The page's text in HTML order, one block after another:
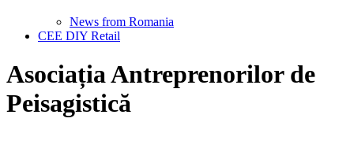
News from Romania
CEE DIY Retail
Asociația Antreprenorilor de
Peisagistică